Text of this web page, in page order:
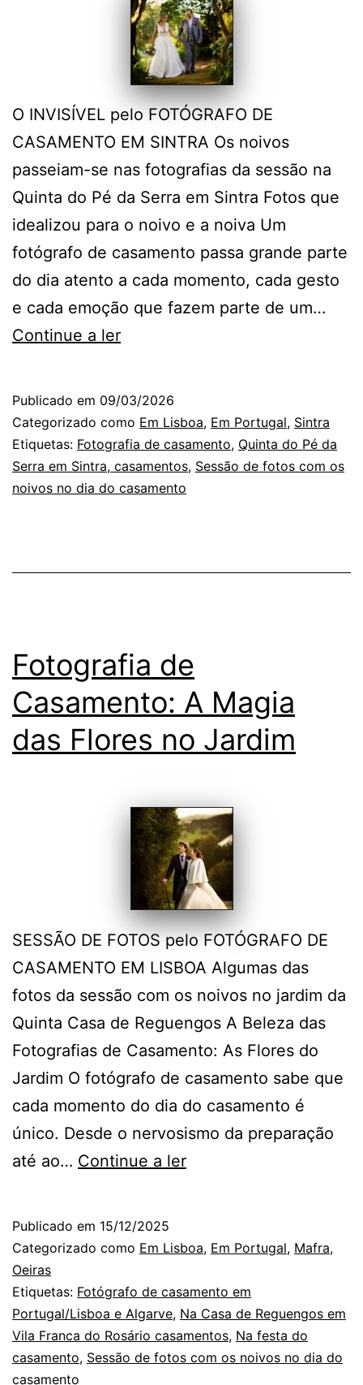
O INVISÍVEL pelo FOTÓGRAFO DE
CASAMENTO EM SINTRA Os noivos
passeiam-se nas fotografias da sessão na
Quinta do Pé da Serra em Sintra Fotos que
idealizou para o noivo e a noiva Um
fotógrafo de casamento passa grande parte
do dia atento a cada momento, cada gesto
e cada emoção que fazem parte de um…
Continue a lerO
Casamento
em
Sintra:
as
Publicado em 09/03/2026
Categorizado como Em Lisboa, Em Portugal, Sintra
Etiquetas: Fotografia de casamento, Quinta do Pé da
Serra em Sintra, casamentos, Sessão de fotos com os
noivos no dia do casamento
Fotografia de
Casamento: A Magia
das Flores no Jardim
SESSÃO DE FOTOS pelo FOTÓGRAFO DE
CASAMENTO EM LISBOA Algumas das
fotos da sessão com os noivos no jardim da
Quinta Casa de Reguengos A Beleza das
Fotografias de Casamento: As Flores do
Jardim O fotógrafo de casamento sabe que
cada momento do dia do casamento é
único. Desde o nervosismo da preparação
até ao… Continue a lerFotografia
A
das
Flores
no
Publicado em 15/12/2025
Categorizado como Em Lisboa, Em Portugal, Mafra,
Oeiras
Etiquetas: Fotógrafo de casamento em
Portugal/Lisboa e Algarve, Na Casa de Reguengos em
Vila Franca do Rosário casamentos, Na festa do
casamento, Sessão de fotos com os noivos no dia do
casamento